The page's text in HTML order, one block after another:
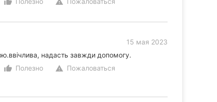
15 мая 2023
надасть завжди допомогу.
thumb_up_alt
Полезно warning Пожаловаться